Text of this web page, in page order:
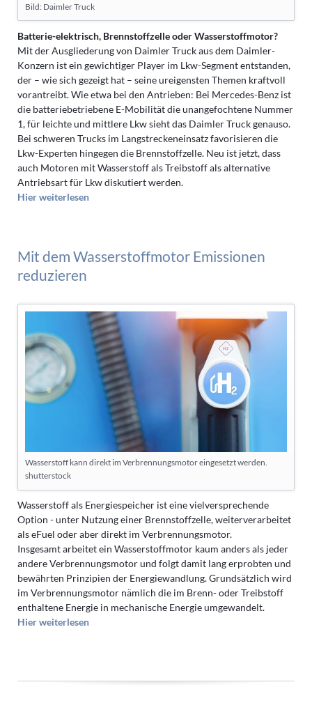
Bild: Daimler Truck
Batterie-elektrisch, Brennstoffzelle oder Wasserstoffmotor?
Mit der Ausgliederung von Daimler Truck aus dem Daimler-
Konzern ist ein gewichtiger Player im Lkw-Segment entstanden,
der – wie sich gezeigt hat – seine ureigensten Themen kraftvoll
vorantreibt. Wie etwa bei den Antrieben: Bei Mercedes-Benz ist
die batteriebetriebene E-Mobilität die unangefochtene Nummer
1, für leichte und mittlere Lkw sieht das Daimler Truck genauso.
Bei schweren Trucks im Langstreckeneinsatz favorisieren die
Lkw-Experten hingegen die Brennstoffzelle. Neu ist jetzt, dass
auch Motoren mit Wasserstoff als Treibstoff als alternative
Antriebsart für Lkw diskutiert werden.
Hier weiterlesen
Mit dem Wasserstoffmotor Emissionen
reduzieren
Wasserstoff kann direkt im Verbrennungsmotor eingesetzt werden.
shutterstock
Wasserstoff als Energiespeicher ist eine vielversprechende
Option - unter Nutzung einer Brennstoffzelle, weiterverarbeitet
als eFuel oder aber direkt im Verbrennungsmotor.
Insgesamt arbeitet ein Wasserstoffmotor kaum anders als jeder
andere Verbrennungsmotor und folgt damit lang erprobten und
bewährten Prinzipien der Energiewandlung. Grundsätzlich wird
im Verbrennungsmotor nämlich die im Brenn- oder Treibstoff
enthaltene Energie in mechanische Energie umgewandelt.
Hier weiterlesen